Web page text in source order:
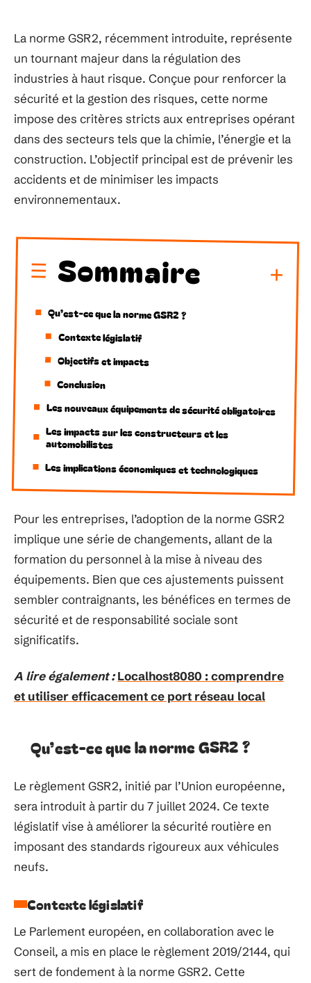
La norme GSR2, récemment introduite, représente
un tournant majeur dans la régulation des
industries à haut risque. Conçue pour renforcer la
sécurité et la gestion des risques, cette norme
impose des critères stricts aux entreprises opérant
dans des secteurs tels que la chimie, l’énergie et la
construction. L’objectif principal est de prévenir les
accidents et de minimiser les impacts
environnementaux.
Sommaire
Qu’est-ce que la norme GSR2 ?
Contexte législatif
Objectifs et impacts
Conclusion
Les nouveaux équipements de sécurité obligatoires
Les impacts sur les constructeurs et les
automobilistes
Les implications économiques et technologiques
Pour les entreprises, l’adoption de la norme GSR2
implique une série de changements, allant de la
formation du personnel à la mise à niveau des
équipements. Bien que ces ajustements puissent
sembler contraignants, les bénéfices en termes de
sécurité et de responsabilité sociale sont
significatifs.
A lire également : Localhost8080 : comprendre
et utiliser efficacement ce port réseau local
Qu’est-ce que la norme GSR2 ?
Le règlement GSR2, initié par l’Union européenne,
sera introduit à partir du 7 juillet 2024. Ce texte
législatif vise à améliorer la sécurité routière en
imposant des standards rigoureux aux véhicules
neufs.
Contexte législatif
Le Parlement européen, en collaboration avec le
Conseil, a mis en place le règlement 2019/2144, qui
sert de fondement à la norme GSR2. Cette